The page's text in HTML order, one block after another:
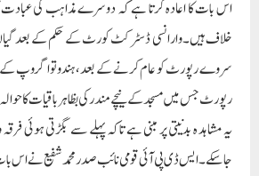
اس بات کا اعادہ کرتا ہے کہ دوسرے مذاہب کی
خلاف ہیں۔وارانسی ڈسٹرکٹ کورٹ کے حکم کے بعد
سروے رپورٹ کو عام کرنے کے بعد، ہندوتوا گروپ کے
رپورٹ جس میں مسجد کے نیچے مندر کی بظاہر باقیات کا
یہ مشاہد ہ بدنیتی پر مبنی ہے تاکہ پہلے سے بگڑتی ہوئی فرقہ
جاسکے۔ ایس ڈی پی آئی قومی نائب صدر محمد شفیع نے